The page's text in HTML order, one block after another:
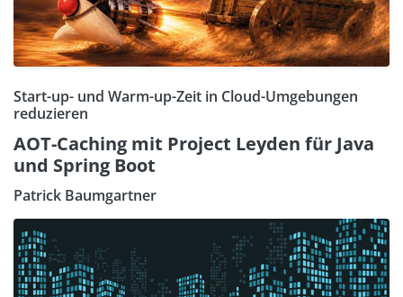
Start-up- und Warm-up-Zeit in Cloud-Umgebungen
reduzieren
AOT-Caching mit Project Leyden für Java
und Spring Boot
Patrick Baumgartner